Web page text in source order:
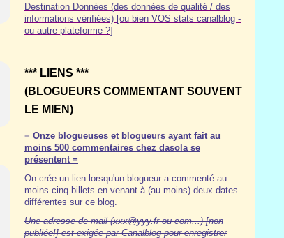
Destination Données (des données de qualité / des
informations vérifiées) [ou bien VOS stats canalblog -
ou autre plateforme ?]
*** LIENS ***
(BLOGUEURS COMMENTANT SOUVENT
LE MIEN)
= Onze blogueuses et blogueurs ayant fait au
moins 500 commentaires chez dasola se
présentent =
On crée un lien lorsqu'un blogueur a commenté au
moins cinq billets en venant à (au moins) deux dates
différentes sur ce blog.
Une adresse de mail (xxx@yyy.fr ou com...) [non
publiée!] est exigée par Canalblog pour enregistrer